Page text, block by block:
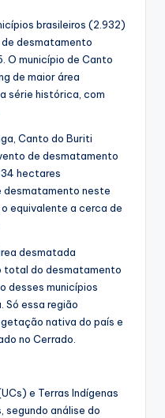
brasileiros (2.932)
desmatamento
O município de Canto
de maior área
série histórica, com
Canto do Buriti
de desmatamento
hectares
desmatamento neste
equivalente a cerca de
desmatada
total do desmatamento
desses municípios
Só essa região
nativa do país e
no Cerrado.
e Terras Indígenas
segundo análise do